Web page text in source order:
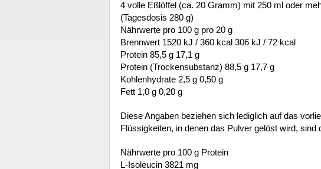
4 volle Eßlöffel (ca. 20 Gramm) mit 250 ml oder
(Tagesdosis 280 g)
Nährwerte pro 100 g pro 20 g
Brennwert 1520 kJ / 360 kcal 306 kJ / 72 kcal
Protein 85,5 g 17,1 g
Protein (Trockensubstanz) 88,5 g 17,7 g
Kohlenhydrate 2,5 g 0,50 g
Fett 1,0 g 0,20 g
Diese Angaben beziehen sich lediglich auf das
Flüssigkeiten, in denen das Pulver gelöst wird, sind
Nährwerte pro 100 g Protein
L-Isoleucin 3821 mg